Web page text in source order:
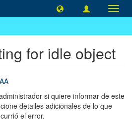
for idle object
si quiere informar de este
detalles adicionales de lo que
el error.